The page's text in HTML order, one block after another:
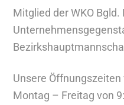
Mitglied der WKO Bgld.
Unsere Öffnungszeiten
Montag – Freitag von